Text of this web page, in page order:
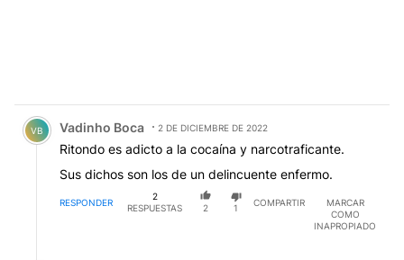
Comentario de Vadinho Boca.
VB Vadinho Boca 2 DE DICIEMBRE DE 2022
Ritondo es adicto a la cocaína y narcotraficante.
Sus dichos son los de un delincuente enfermo.
RESPONDER
2
RESPUESTAS
2 1
COMPARTIR
MARCAR
COMO
INAPROPIADO